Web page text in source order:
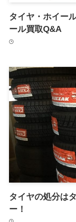
タイヤ・ホイー
ール買取Q&A
タイヤの処分は
ー！